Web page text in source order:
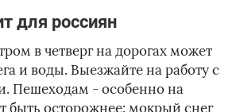
для россиян
в четверг на дорогах может
и воды. Выезжайте на работу с
Пешеходам - особенно на
быть осторожнее: мокрый снег